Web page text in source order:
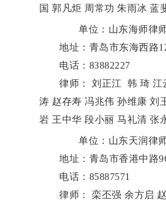
国 郭凡炬 周常功 朱雨冰 蓝
单位：山东海师律
地址：青岛市东海西路
电话：83882227
律师： 刘正江 韩 琦 江云
涛 赵存寿 冯兆伟 孙维康 刘
岩 王中华 段小丽 马礼清 张
单位：山东天润律
地址：青岛市香港中路
电话：85887571
律师： 栾丕强 余方启 赵